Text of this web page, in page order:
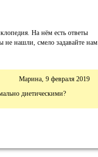
На нём есть ответы
не нашли, смело задавайте нам
Марина, 9 февраля 2019
диетическими?